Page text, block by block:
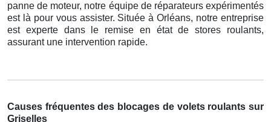
panne de moteur, notre équipe de réparateurs expérimentés
est là pour vous assister. Située à Orléans, notre entreprise
est experte dans le remise en état de stores roulants,
assurant une intervention rapide.
Causes fréquentes des blocages de volets roulants sur
Griselles